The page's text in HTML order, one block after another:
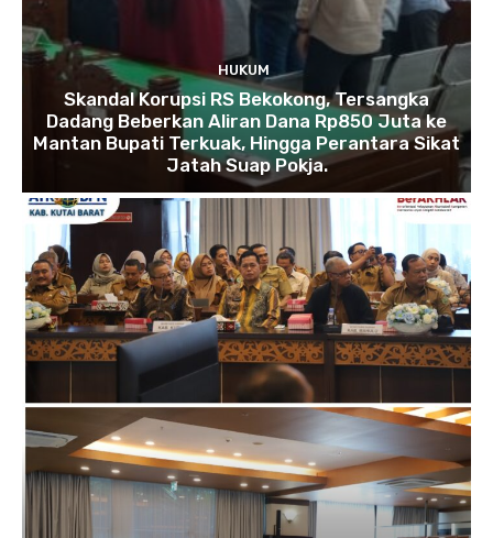
HUKUM
Skandal Korupsi RS Bekokong, Tersangka
Dadang Beberkan Aliran Dana Rp850 Juta ke
Mantan Bupati Terkuak, Hingga Perantara Sikat
Jatah Suap Pokja.